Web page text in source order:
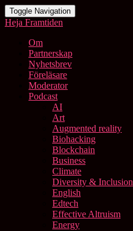
Toggle Navigation
Heja Framtiden
Om
Partnerskap
Nyhetsbrev
Föreläsare
Moderator
Podcast
AI
Art
Augmented reality
Biohacking
Blockchain
Business
Climate
Diversity & Inclusion
English
Edtech
Effective Altruism
Energy